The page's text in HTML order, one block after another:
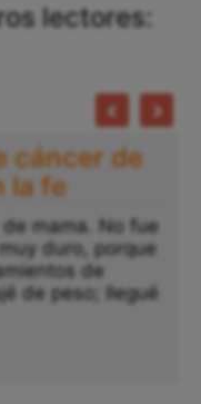
lectores:
cáncer de
la fe
mama. No fue
duro, porque
de
de peso; llegué